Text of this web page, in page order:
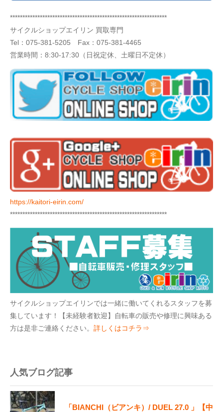
***************************************************************
サイクルショップエイリン 買取専門
Tel： 075-381-5205 Fax：075-381-4465
営業時間：8:30-17:30（日祝定休、土曜日不定休）
https://kaitori-eirin.com/
***************************************************************
サイクルショップエイリンでは一緒に働いてくれるスタッフを募
集しています！【未経験者歓迎】自転車の販売や修理に興味ある
方は是非ご連絡ください。 詳しくはコチラ⇒
人気ブログ記事
「BIANCHI（ビアンキ）/ DUEL 27.0 」【中